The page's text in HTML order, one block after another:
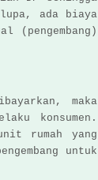
ada biaya
(pengembang)
maka
konsumen.
rumah yang
untuk